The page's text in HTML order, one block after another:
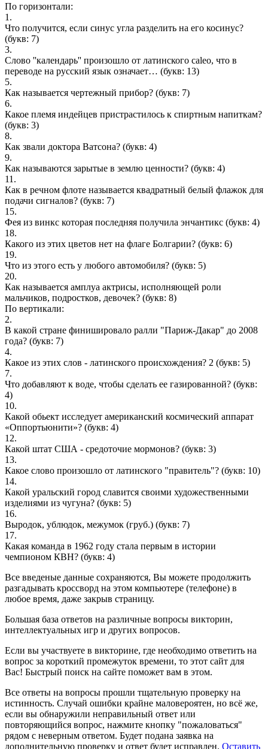
По горизонтали:
1.
Что получится, если синус угла разделить на его косинус?
(букв: 7)
3.
Слово ''календарь'' произошло от латинского caleo, что в
переводе на русский язык означает… (букв: 13)
5.
Как называется чертежный прибор? (букв: 7)
6.
Какое племя индейцев пристрастилось к спиртным напиткам?
(букв: 3)
8.
Как звали доктора Ватсона? (букв: 4)
9.
Как называются зарытые в землю ценности? (букв: 4)
11.
Как в речном флоте называется квадратный белый флажок для
подачи сигналов? (букв: 7)
15.
Фея из винкс которая последняя получила энчантикс (букв: 4)
18.
Какого из этих цветов нет на флаге Болгарии? (букв: 6)
19.
Что из этого есть у любого автомобиля? (букв: 5)
20.
Как называется амплуа актрисы, исполняющей роли
мальчиков, подростков, девочек? (букв: 8)
По вертикали:
2.
В какой стране финишировало ралли "Париж-Дакар" до 2008
года? (букв: 7)
4.
Какое из этих слов - латинского происхождения? 2 (букв: 5)
7.
Что добавляют к воде, чтобы сделать ее газированной? (букв:
4)
10.
Какой обьект исследует американский космический аппарат
«Оппортьюнити»? (букв: 4)
12.
Какой штат США - средоточие мормонов? (букв: 3)
13.
Какое слово произошло от латинского "правитель"? (букв: 10)
14.
Какой уральский город славится своими художественными
изделиями из чугуна? (букв: 5)
16.
Выродок, ублюдок, межумок (груб.) (букв: 7)
17.
Какая команда в 1962 году стала первым в истории
чемпионом КВН? (букв: 4)
Все введеные данные сохраняются, Вы можете продолжить
разгадывать кроссворд на этом компьютере (телефоне) в
любое время, даже закрыв страницу.
Большая база ответов на различные вопросы викторин,
интеллектуальных игр и других вопросов.
Если вы участвуете в викторине, где необходимо ответить на
вопрос за короткий промежуток времени, то этот сайт для
Вас! Быстрый поиск на сайте поможет вам в этом.
Все ответы на вопросы прошли тщательную проверку на
истинность. Случай ошибки крайне маловероятен, но всё же,
если вы обнаружили неправильный ответ или
повторяющийся вопрос, нажмите кнопку "пожаловаться"
рядом с неверным ответом. Будет подана заявка на
дополнительную проверку и ответ будет исправлен. Оставить